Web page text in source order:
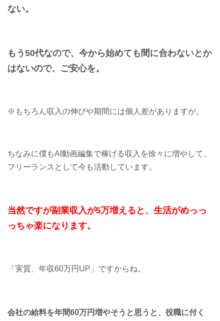
ない。
もう50代なので、今から始めても間に合わないとか
はないので、ご安心を。
※もちろん収入の伸びや期間には個人差がありますが。
ちなみに僕もAI動画編集で稼げる収入を徐々に増やして、
フリーランスとして今も活動しています。
当然ですが副業収入が5万増えると、生活がめっっ
っちゃ楽になります。
「実質、年収60万円UP」ですからね。
会社の給料を年間60万円増やそうと思うと、役職に付く